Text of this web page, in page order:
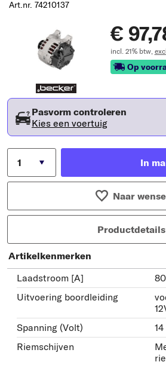
Art.nr. 74210137
€
incl. 21% btw,
Op
Pasvorm controleren
Kies een voertuig
In
Naar
Productdetails
Artikelkenmerken
Laadstroom [A]
80
Uitvoering boordleiding
Spanning (Volt)
14
Riemschijven